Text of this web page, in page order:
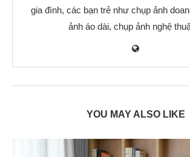
gia đình, các bạn trẻ như chụp ảnh
ảnh áo dài, chụp ảnh nghệ
YOU MAY ALSO LIKE